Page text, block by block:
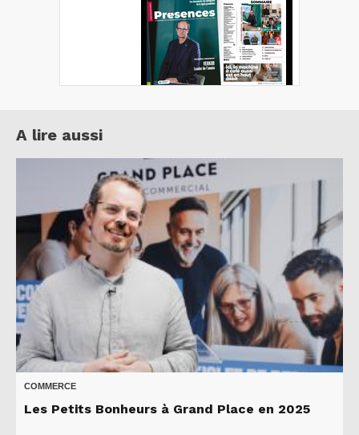
A lire aussi
COMMERCE
Les Petits Bonheurs à Grand Place en 2025